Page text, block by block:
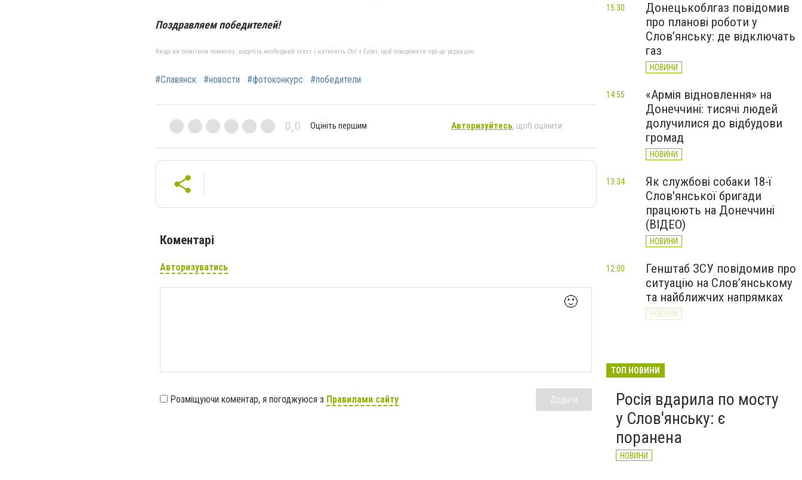
Поздравляем победителей!
Якщо ви помітили помилку, виділіть необхідний текст і натисніть Ctrl + Enter, щоб повідомити про це редакцію
#Славянск #новости #фотоконкурс #победители
0,0 Оцініть першим Авторизуйтесь, щоб оцінити
Коментарі
Авторизуватись
🙂
Розміщуючи коментар, я погоджуюся з Правилами сайту Додати
Донецькоблгаз повідомив
про планові роботи у
Слов’янську: де відключать
газ
НОВИНИ
15:30
«Армія відновлення» на
Донеччині: тисячі людей
долучилися до відбудови
громад
НОВИНИ
14:55
Як службові собаки 18-ї
Слов'янської бригади
працюють на Донеччині
(ВІДЕО)
НОВИНИ
13:34
Генштаб ЗСУ повідомив про
ситуацію на Слов’янському
та найближчих напрямках
НОВИНИ
12:00
великої війни: 7 серпня
ТОП НОВИНИ
Росія вдарила по мосту
у Слов'янську: є
поранена
НОВИНИ